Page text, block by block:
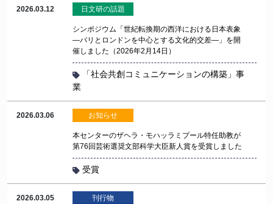
2026.03.12 日文研の話題
シンポジウム「世紀転換期の西洋における日本表象
―パリとロンドンを中心とする文化的交差―」を開
催しました（2026年2月14日）
「社会共創コミュニケーションの構築」事
業
2026.03.06 お知らせ
本センターのザヘラ・モハッラミプール特任助教が
第76回芸術選奨文部科学大臣新人賞を受賞しました
受賞
2026.03.05 刊行物